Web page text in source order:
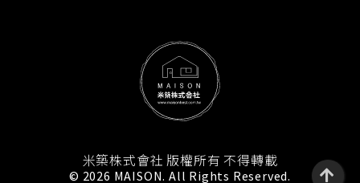
米築株式會社 版權所有 不得轉載
© 2026 MAISON. All Rights Reserved.